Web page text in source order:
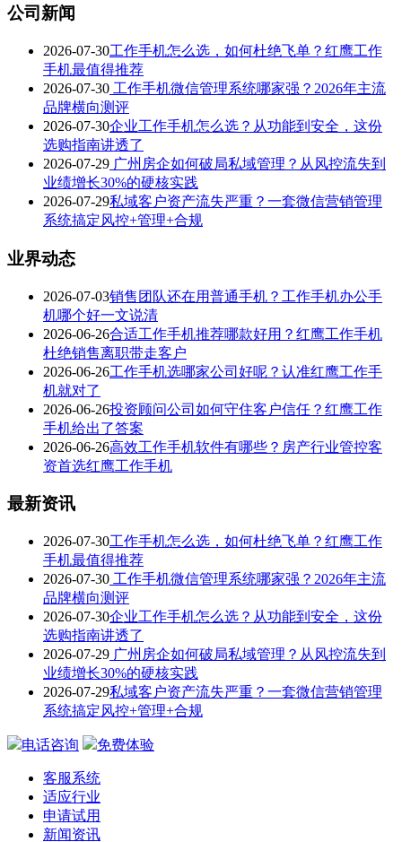
公司新闻
2026-07-30工作手机怎么选，如何杜绝飞单？红鹰工作
手机最值得推荐
2026-07-30 工作手机微信管理系统哪家强？2026年主流
品牌横向测评
2026-07-30企业工作手机怎么选？从功能到安全，这份
选购指南讲透了
2026-07-29 广州房企如何破局私域管理？从风控流失到
业绩增长30%的硬核实践
2026-07-29私域客户资产流失严重？一套微信营销管理
系统搞定风控+管理+合规
业界动态
2026-07-03销售团队还在用普通手机？工作手机办公手
机哪个好一文说清
2026-06-26合适工作手机推荐哪款好用？红鹰工作手机
杜绝销售离职带走客户
2026-06-26工作手机选哪家公司好呢？认准红鹰工作手
机就对了
2026-06-26投资顾问公司如何守住客户信任？红鹰工作
手机给出了答案
2026-06-26高效工作手机软件有哪些？房产行业管控客
资首选红鹰工作手机
最新资讯
2026-07-30工作手机怎么选，如何杜绝飞单？红鹰工作
手机最值得推荐
2026-07-30 工作手机微信管理系统哪家强？2026年主流
品牌横向测评
2026-07-30企业工作手机怎么选？从功能到安全，这份
选购指南讲透了
2026-07-29 广州房企如何破局私域管理？从风控流失到
业绩增长30%的硬核实践
2026-07-29私域客户资产流失严重？一套微信营销管理
系统搞定风控+管理+合规
电话咨询 免费体验
客服系统
适应行业
申请试用
新闻资讯